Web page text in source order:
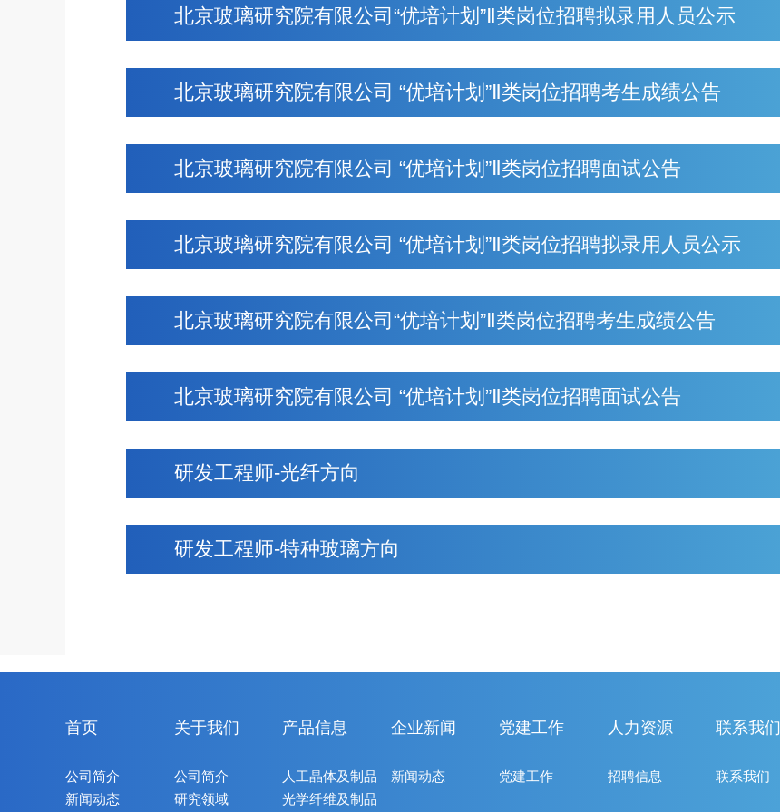
北京玻璃研究院有限公司“优培计划”Ⅱ类岗位招聘拟录用人员公示
北京玻璃研究院有限公司 “优培计划”Ⅱ类岗位招聘考生成绩公告
北京玻璃研究院有限公司 “优培计划”Ⅱ类岗位招聘面试公告
北京玻璃研究院有限公司 “优培计划”Ⅱ类岗位招聘拟录用人员公示
北京玻璃研究院有限公司“优培计划”Ⅱ类岗位招聘考生成绩公告
北京玻璃研究院有限公司 “优培计划”Ⅱ类岗位招聘面试公告
研发工程师-光纤方向
研发工程师-特种玻璃方向
首页
公司简介
新闻动态
关于我们
公司简介
研究领域
产品信息
人工晶体及制品
光学纤维及制品
企业新闻
新闻动态
党建工作
党建工作
人力资源
招聘信息
联系我们
联系我们